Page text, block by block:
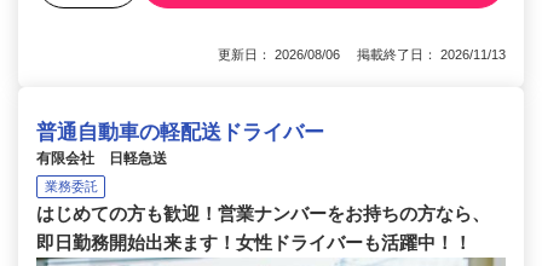
更新日： 2026/08/06 掲載終了日： 2026/11/13
普通自動車の軽配送ドライバー
有限会社 日軽急送
業務委託
はじめての方も歓迎！営業ナンバーをお持ちの方なら、
即日勤務開始出来ます！女性ドライバーも活躍中！！